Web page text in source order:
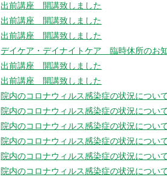
出前講座 開講致しました
出前講座 開講致しました
出前講座 開講致しました
デイケア・デイナイトケア 臨時休所のお
出前講座 開講致しました
出前講座 開講致しました
院内のコロナウィルス感染症の状況につい
院内のコロナウィルス感染症の状況につい
院内のコロナウィルス感染症の状況につい
院内のコロナウィルス感染症の状況につい
院内のコロナウィルス感染症の状況につい
院内のコロナウィルス感染症の状況につい